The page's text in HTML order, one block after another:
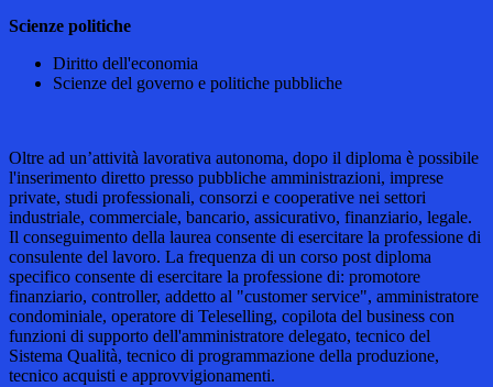
Scienze politiche
Diritto dell'economia
Scienze del governo e politiche pubbliche
Oltre ad un’attività lavorativa autonoma, dopo il diploma è possibile
l'inserimento diretto presso pubbliche amministrazioni, imprese
private, studi professionali, consorzi e cooperative nei settori
industriale, commerciale, bancario, assicurativo, finanziario, legale.
Il conseguimento della laurea consente di esercitare la professione di
consulente del lavoro. La frequenza di un corso post diploma
specifico consente di esercitare la professione di: promotore
finanziario, controller, addetto al "customer service", amministratore
condominiale, operatore di Teleselling, copilota del business con
funzioni di supporto dell'amministratore delegato, tecnico del
Sistema Qualità, tecnico di programmazione della produzione,
tecnico acquisti e approvvigionamenti.